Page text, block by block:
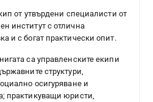
от утвърдени специалисти от
институт с отлична
и с богат практически опит.
са управленските екипи
структури,
осигуряване и
практикуващи юристи,